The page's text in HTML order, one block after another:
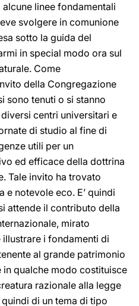
alcune linee fondamentali
svolgere in comunione
sotto la guida del
in special modo ora sul
Come
della Congregazione
sono tenuti o si stanno
centri universitari e
di studio al fine di
utili per un
ed efficace della dottrina
Tale invito ha trovato
notevole eco. E’ quindi
attende il contributo della
mirato
i fondamenti di
al grande patrimonio
in qualche modo costituisce
razionale alla legge
di un tema di tipo